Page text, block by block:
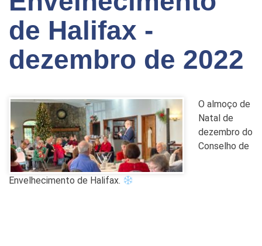
de Halifax -
dezembro de 2022
O almoço de
Natal de
dezembro do
Conselho de
Envelhecimento de Halifax.